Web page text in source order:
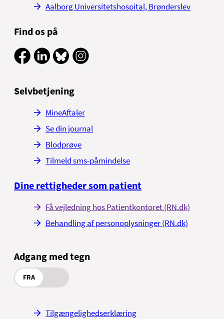
Aalborg Universitetshospital, Brønderslev
Find os på
Selvbetjening
MineAftaler
Se din journal
Blodprøve
Tilmeld sms-påmindelse
Dine rettigheder som patient
Få vejledning hos Patientkontoret (RN.dk)
Behandling af personoplysninger (RN.dk)
Adgang med tegn
FRA
Tilgængelighedserklæring